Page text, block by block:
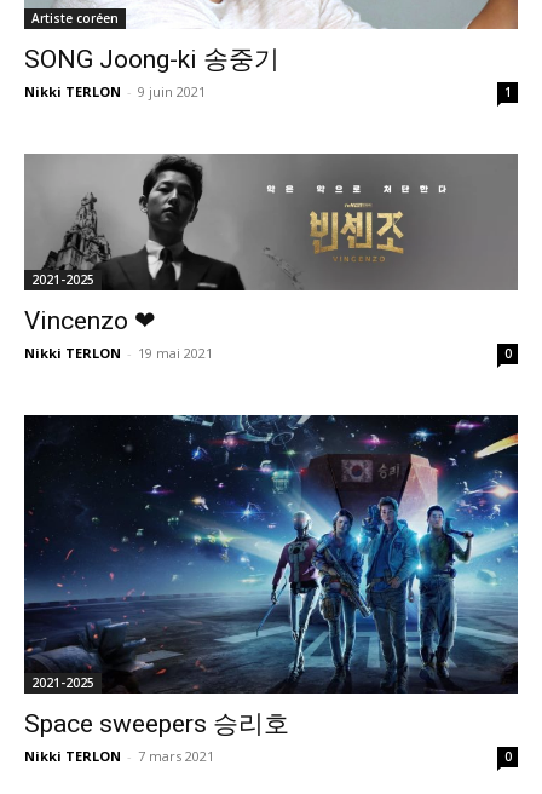
Artiste coréen
SONG Joong-ki 송중기
Nikki TERLON - 9 juin 2021 1
2021-2025
Vincenzo ❤
Nikki TERLON - 19 mai 2021 0
2021-2025
Space sweepers 승리호
Nikki TERLON - 7 mars 2021 0